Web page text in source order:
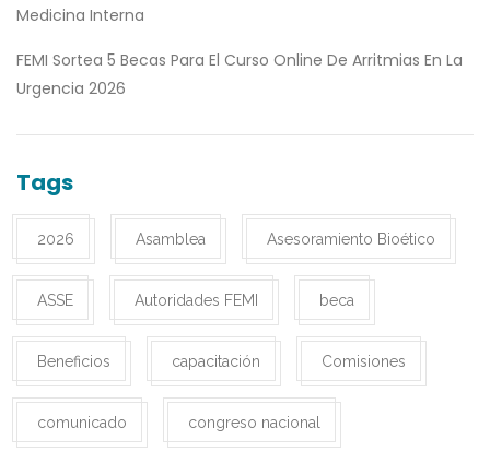
Medicina Interna
FEMI Sortea 5 Becas Para El Curso Online De Arritmias En La
Urgencia 2026
Tags
2026 Asamblea Asesoramiento Bioético
ASSE Autoridades FEMI beca
Beneficios capacitación Comisiones
comunicado congreso nacional